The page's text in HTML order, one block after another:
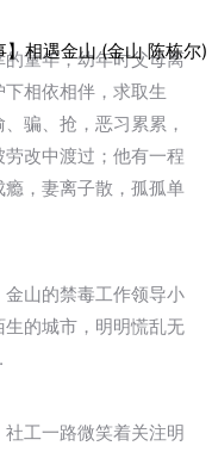
】相遇金山 (金山 陈栋尔)
童年，幼年时父母离
相依相伴，求取生
骗、抢，恶习累累，
改中渡过；他有一程
，妻离子散，孤孤单
山的禁毒工作领导小
的城市，明明慌乱无
工一路微笑着关注明